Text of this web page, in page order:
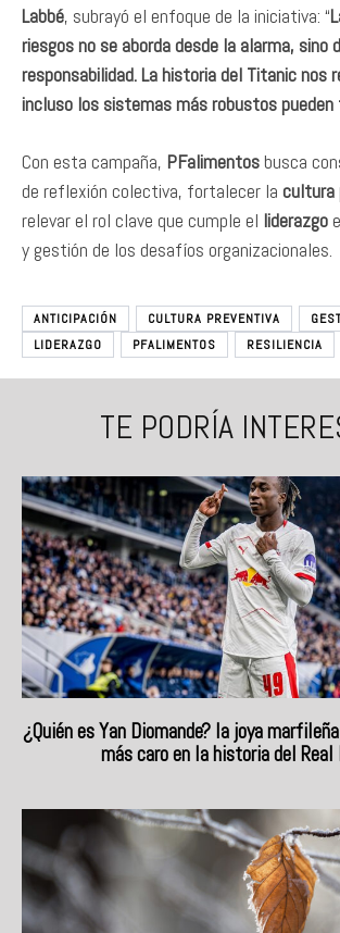
Labbé, subrayó el enfoque de la iniciativa: “
riesgos no se aborda desde la alarma, sino
responsabilidad. La historia del Titanic nos
incluso los sistemas más robustos
Con esta campaña, PFalimentosbusca
de reflexión colectiva, fortalecer la cultura
relevar el rol clave que cumple el liderazgo
y gestión de los desafíos organizacionales.
ANTICIPACIÓN CULTURA PREVENTIVA
LIDERAZGO
PFALIMENTOS RESILIENCIA
TE PODRÍA
¿Quién es Yan Diomande? la joya
más caro en la historia del Real